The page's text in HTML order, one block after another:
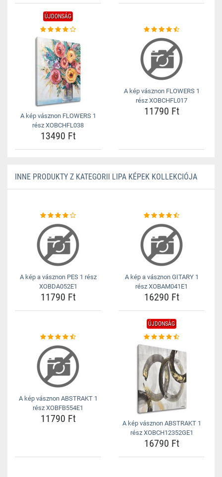
ÚJDONSÁG
A kép vásznon FLOWERS 1
rész XOBCHFL038
13490 Ft
A kép vásznon FLOWERS 1
rész XOBCHFL017
11790 Ft
INNE PRODUKTY Z KATEGORII LIPA KÉPEK KOLLEKCIÓJA
A kép a vásznon PES 1 rész
XOBDA052E1
11790 Ft
A kép a vásznon GITARY 1
rész XOBAM041E1
16290 Ft
A kép vásznon ABSTRAKT 1
rész XOBFB554E1
11790 Ft
ÚJDONSÁG
A kép vásznon ABSTRAKT 1
rész XOBCH12352GE1
16790 Ft